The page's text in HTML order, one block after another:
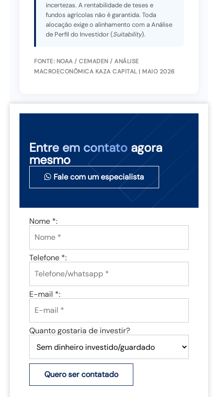
incertezas. A rentabilidade de teses e
fundos agrícolas não é garantida. Toda
alocação exige o alinhamento com a Análise
de Perfil do Investidor (Suitability).
FONTE: NOAA / CEMADEN / ANÁLISE
MACROECONÔMICA KAZA CAPITAL | MAIO 2026
Entre em contato agora
mesmo
Fale com um especialista
Nome *:
Telefone *:
E-mail *:
Quanto gostaria de investir?
Quero ser contatado